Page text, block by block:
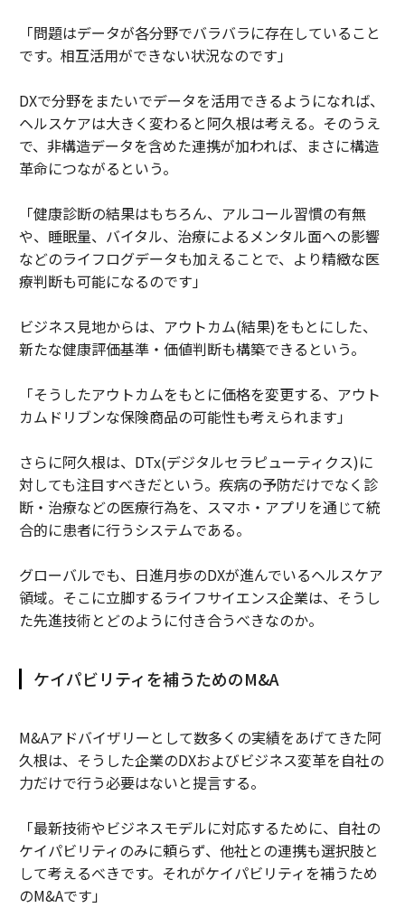
「問題はデータが各分野でバラバラに存在していること
です。相互活用ができない状況なのです」
DXで分野をまたいでデータを活用できるようになれば、
ヘルスケアは大きく変わると阿久根は考える。そのうえ
で、非構造データを含めた連携が加われば、まさに構造
革命につながるという。
「健康診断の結果はもちろん、アルコール習慣の有無
や、睡眠量、バイタル、治療によるメンタル面への影響
などのライフログデータも加えることで、より精緻な医
療判断も可能になるのです」
ビジネス見地からは、アウトカム(結果)をもとにした、
新たな健康評価基準・価値判断も構築できるという。
「そうしたアウトカムをもとに価格を変更する、アウト
カムドリブンな保険商品の可能性も考えられます」
さらに阿久根は、DTx(デジタルセラピューティクス)に
対しても注目すべきだという。疾病の予防だけでなく診
断・治療などの医療行為を、スマホ・アプリを通じて統
合的に患者に行うシステムである。
グローバルでも、日進月歩のDXが進んでいるヘルスケア
領域。そこに立脚するライフサイエンス企業は、そうし
た先進技術とどのように付き合うべきなのか。
ケイパビリティを補うためのM&A
M&Aアドバイザリーとして数多くの実績をあげてきた阿
久根は、そうした企業のDXおよびビジネス変革を自社の
力だけで行う必要はないと提言する。
「最新技術やビジネスモデルに対応するために、自社の
ケイパビリティのみに頼らず、他社との連携も選択肢と
して考えるべきです。それがケイパビリティを補うため
のM&Aです」